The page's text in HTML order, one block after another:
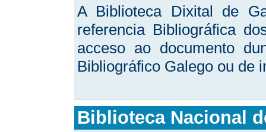
A Biblioteca Dixital de
referencia Bibliográfica
acceso ao documento
Bibliográfico Galego ou de
Biblioteca Nacional